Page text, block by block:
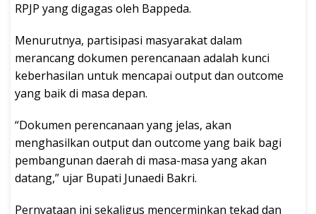
RPJP yang digagas oleh Bappeda.
Menurutnya, partisipasi masyarakat dalam
merancang dokumen perencanaan adalah kunci
keberhasilan untuk mencapai output dan outcome
yang baik di masa depan.
“Dokumen perencanaan yang jelas, akan
menghasilkan output dan outcome yang baik bagi
pembangunan daerah di masa-masa yang akan
datang,” ujar Bupati Junaedi Bakri.
Pernyataan ini sekaligus mencerminkan tekad dan